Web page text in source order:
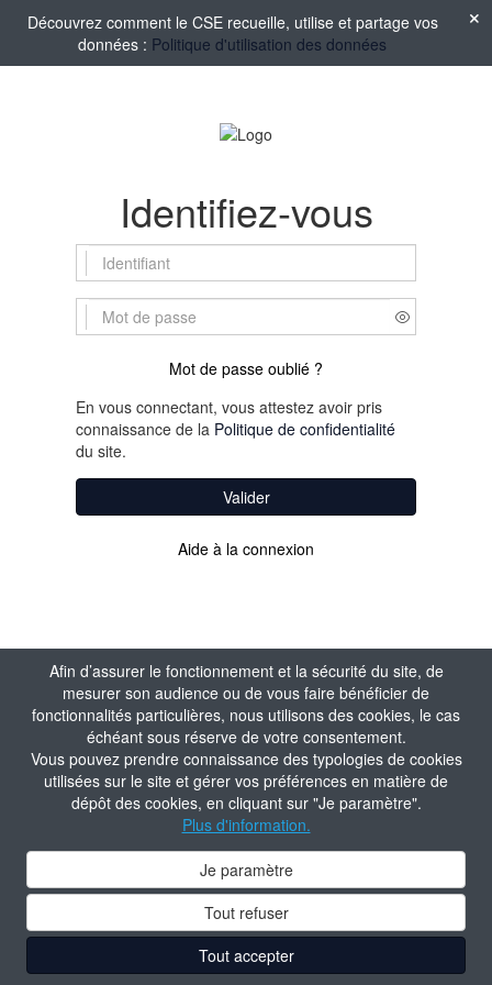
Afin d’assurer le fonctionnement et la sécurité du site, de
mesurer son audience ou de vous faire bénéficier de
fonctionnalités particulières, nous utilisons des cookies, le cas
échéant sous réserve de votre consentement.
Vous pouvez prendre connaissance des typologies de cookies
utilisées sur le site et gérer vos préférences en matière de
dépôt des cookies, en cliquant sur "Je paramètre".
Plus d'information.
Je paramètre
Tout refuser
Tout accepter
Découvrez comment le CSE recueille, utilise et partage vos
données : Politique d'utilisation des données
Identifiez-vous
Mot de passe oublié ?
En vous connectant, vous attestez avoir pris
connaissance de la Politique de confidentialité
du site.
Valider
Aide à la connexion